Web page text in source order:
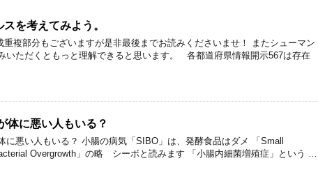
を考えてみよう。
重複部分もございますが是非最後までお読みくださいませ！ またシューマン
いただくともっと理解できると思います。 各都道府県情報開示567は存在
体に悪い人もいる？
に悪い人もいる？ 小腸の病気「SIBO」は、発酵食品はダメ 「Small
Overgrowth」の略 シーボと読みます 「小腸内細菌増殖症」という …